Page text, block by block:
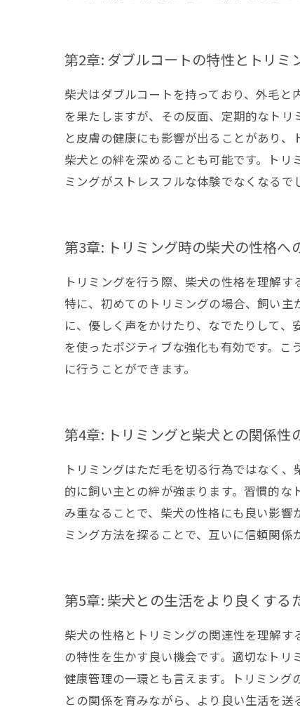
第2章: ダブルコートの特性とトリミ
柴犬はダブルコートを持っており、外毛
を果たしますが、その反面、定期的なト
と皮膚の健康にも影響が出ることがあり
柴犬との絆を深めることも可能です。ト
ミングがストレスフルな体験でなくなるで
第3章: トリミング時の柴犬の性格へ
トリミングを行う際、柴犬の性格を理解
特に、初めてのトリミングの場合、飼い
に、優しく声をかけたり、なでたりして
を使ったポジティブな強化も有効です。
に行うことができます。
第4章: トリミングと柴犬との関係性
トリミングはただ毛を切る行為ではなく
的に飼い主との絆が強まります。習慣的
み重なることで、柴犬の性格にも良い影
ミング方法を探ることで、互いに信頼関係
第5章: 柴犬との生活をより良くする
柴犬の性格とトリミングの関連性を理解
の特性を生かす良い機会です。適切なト
健康管理の一環とも言えます。トリミン
との関係を育みながら、より良い生活を